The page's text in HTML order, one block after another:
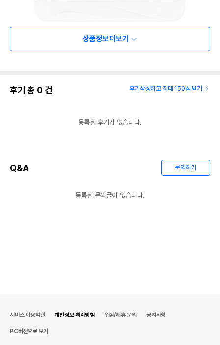
상품정보 더보기
후기 총 0 건 후기작성하고 최대 150점 받기
등록된 후기가 없습니다.
Q&A 문의하기
등록된 문의글이 없습니다.
서비스 이용약관 개인정보 처리방침 입점/제휴 문의 공지사항
PC버전으로 보기